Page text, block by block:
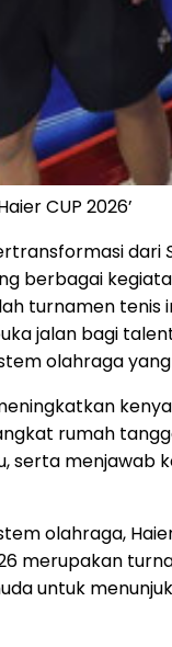
CUP 2026’
dari
berbagai
turnamen
jalan bagi
olahraga
rumah
serta
olahraga,
merupakan
untuk